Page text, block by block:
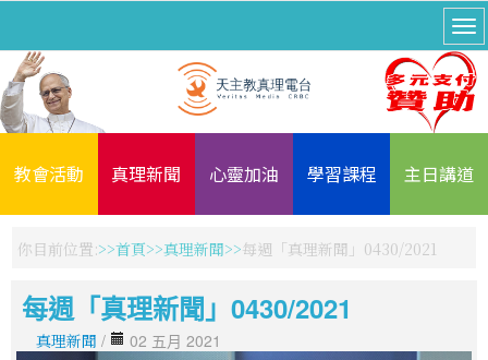
教會活動 真理新聞 心靈加油 學習課程 主日講道
你目前位置: 首頁 真理新聞 每週「真理新聞」0430/2021
每週「真理新聞」0430/2021
真理新聞 / 02 五月 2021